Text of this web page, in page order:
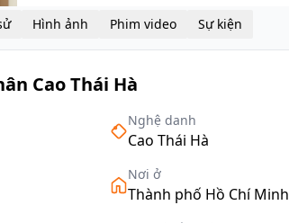
sử Hình ảnh Phim video Sự kiện
Cao Thái Hà
Nghệ danh
Cao Thái Hà
Nơi ở
Thành phố Hồ Chí Minh